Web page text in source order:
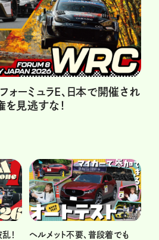
ォーミュラE、日本で開催され
見逃すな！
！
ヘルメット不要、普段着でも